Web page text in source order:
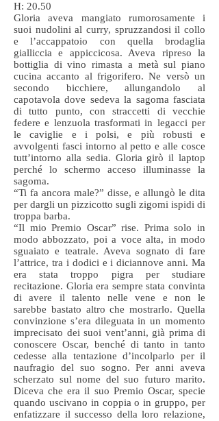
H: 20.50
Gloria aveva mangiato rumorosamente i
suoi nudolini al curry, spruzzandosi il collo
e l’accappatoio con quella brodaglia
gialliccia e appiccicosa. Aveva ripreso la
bottiglia di vino rimasta a metà sul piano
cucina accanto al frigorifero. Ne versò un
secondo bicchiere, allungandolo al
capotavola dove sedeva la sagoma fasciata
di tutto punto, con straccetti di vecchie
federe e lenzuola trasformati in legacci per
le caviglie e i polsi, e più robusti e
avvolgenti fasci intorno al petto e alle cosce
tutt’intorno alla sedia. Gloria girò il laptop
perché lo schermo acceso illuminasse la
sagoma.
“Ti fa ancora male?” disse, e allungò le dita
per dargli un pizzicotto sugli zigomi ispidi di
troppa barba.
“Il mio Premio Oscar” rise. Prima solo in
modo abbozzato, poi a voce alta, in modo
sguaiato e teatrale. Aveva sognato di fare
l’attrice, tra i dodici e i diciannove anni. Ma
era stata troppo pigra per studiare
recitazione. Gloria era sempre stata convinta
di avere il talento nelle vene e non le
sarebbe bastato altro che mostrarlo. Quella
convinzione s’era dileguata in un momento
imprecisato dei suoi vent’anni, già prima di
conoscere Oscar, benché di tanto in tanto
cedesse alla tentazione d’incolparlo per il
naufragio del suo sogno. Per anni aveva
scherzato sul nome del suo futuro marito.
Diceva che era il suo Premio Oscar, specie
quando uscivano in coppia o in gruppo, per
enfatizzare il successo della loro relazione,